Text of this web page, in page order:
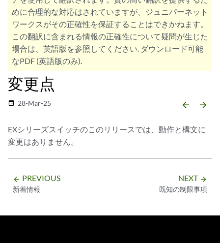
めに合理的な対応はされていますが、ジュニパーネット
ワークスがその正確性を保証することはできかねます。
この翻訳に含まれる情報の正確性について疑問が生じた
場合は、英語版を参照してください. ダウンロード可能
なPDF (英語版のみ).
変更点
date_range 28-Mar-25 arrow_backward arrow_forward
EXシリーズスイッチのこのリリースでは、動作と構文に
変更はありません。
arrow_backward PREVIOUS
新着情報
NEXT arrow_forward
既知の制限事項